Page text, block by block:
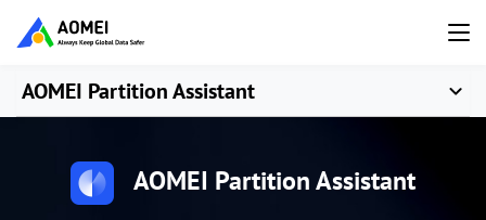
AOMEI Partition Assistant
AOMEI Partition Assistant